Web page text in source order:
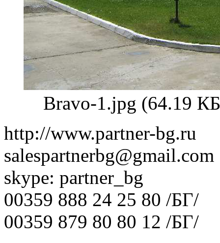
Bravo-1.jpg (64.19
http://www.partner-bg.ru
salespartnerbg@gmail.com
skype: partner_bg
00359 888 24 25 80 /БГ/
00359 879 80 80 12 /БГ/